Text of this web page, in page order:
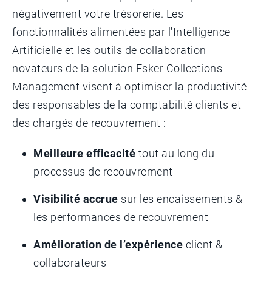
négativement votre trésorerie. Les
fonctionnalités alimentées par l'Intelligence
Artificielle et les outils de collaboration
novateurs de la solution Esker Collections
Management visent à optimiser la productivité
des responsables de la comptabilité clients et
des chargés de recouvrement :
Meilleure efficacité tout au long du
processus de recouvrement
Visibilité accrue sur les encaissements &
les performances de recouvrement
Amélioration de l’expérience client &
collaborateurs